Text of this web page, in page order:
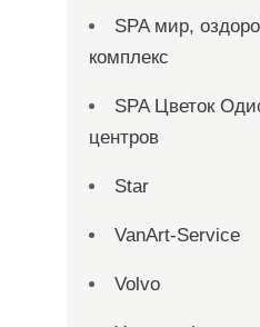
SPA мир,
комплекс
SPA Цветок
центров
Star
VanArt-Service
Volvo